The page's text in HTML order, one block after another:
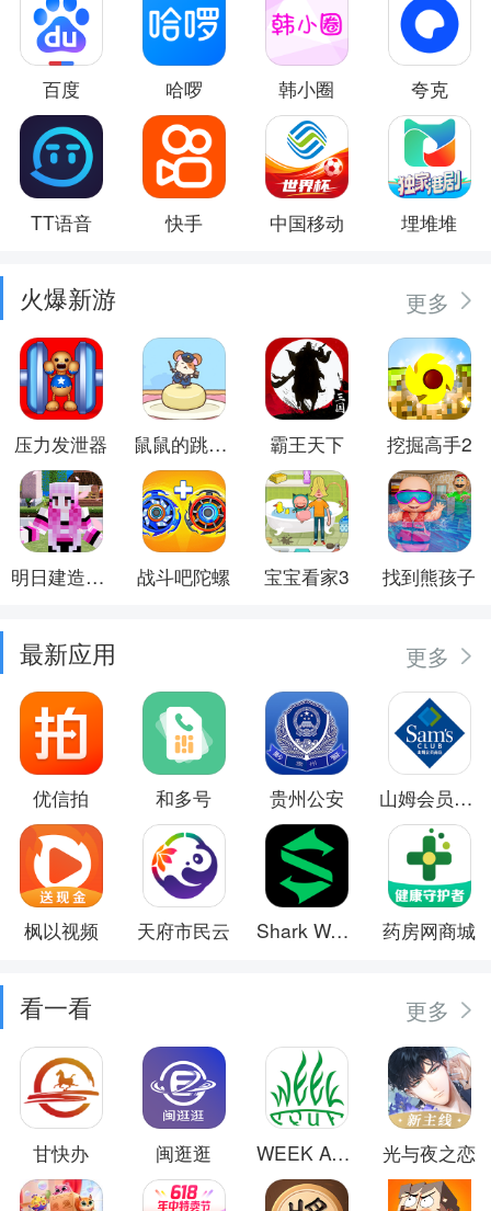
百度 哈啰 韩小圈 夸克
TT语音 快手 中国移动 埋堆堆
火爆新游 更多
压力发泄器 鼠鼠的跳跃冒险 霸王天下 挖掘高手2
明日建造大师 战斗吧陀螺 宝宝看家3 找到熊孩子
最新应用 更多
优信拍 和多号 贵州公安 山姆会员商店
枫以视频 天府市民云 Shark Wear 药房网商城
看一看 更多
甘快办 闽逛逛 WEEK AQUA 光与夜之恋